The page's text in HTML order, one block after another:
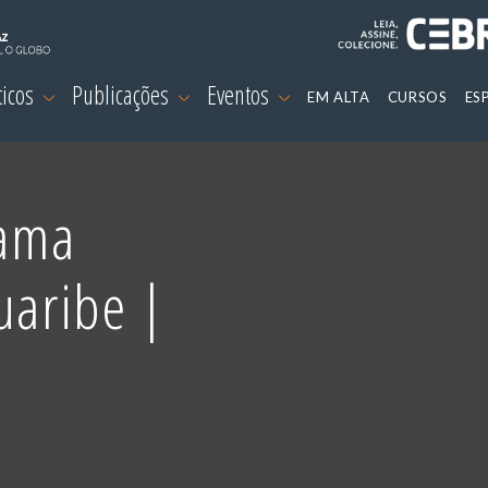
Publicações Eventos EM ALTA CURSOS
|